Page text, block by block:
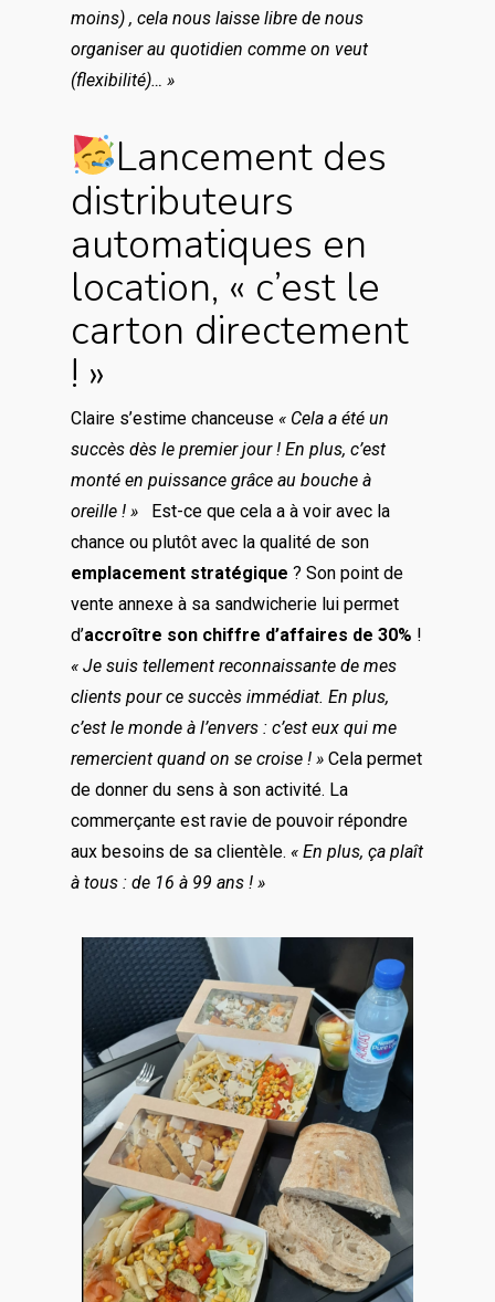
moins) , cela nous laisse libre de nous
organiser au quotidien comme on veut
(flexibilité)… »
Lancement des
distributeurs
automatiques en
location, « c’est le
carton directement
! »
Claire s’estime chanceuse « Cela a été un
succès dès le premier jour ! En plus, c’est
monté en puissance grâce au bouche à
oreille ! » Est-ce que cela a à voir avec la
chance ou plutôt avec la qualité de son
emplacement stratégique ? Son point de
vente annexe à sa sandwicherie lui permet
d’accroître son chiffre d’affaires de 30% !
« Je suis tellement reconnaissante de mes
clients pour ce succès immédiat. En plus,
c’est le monde à l’envers : c’est eux qui me
remercient quand on se croise ! » Cela permet
de donner du sens à son activité. La
commerçante est ravie de pouvoir répondre
aux besoins de sa clientèle. « En plus, ça plaît
à tous : de 16 à 99 ans ! »